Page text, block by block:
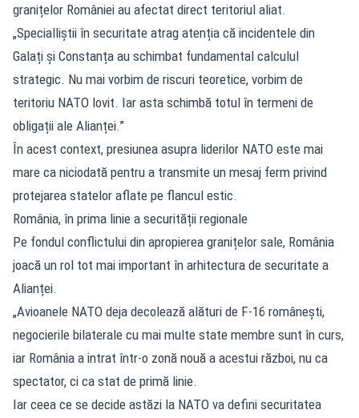
granițelor României au afectat direct teritoriul aliat.
„Specialliștii în securitate atrag atenția că incidentele din
Galați și Constanța au schimbat fundamental calculul
strategic. Nu mai vorbim de riscuri teoretice, vorbim de
teritoriu NATO lovit. Iar asta schimbă totul în termeni de
obligații ale Alianței.”
În acest context, presiunea asupra liderilor NATO este mai
mare ca niciodată pentru a transmite un mesaj ferm privind
protejarea statelor aflate pe flancul estic.
România, în prima linie a securității regionale
Pe fondul conflictului din apropierea granițelor sale, România
joacă un rol tot mai important în arhitectura de securitate a
Alianței.
„Avioanele NATO deja decolează alături de F-16 românești,
negocierile bilaterale cu mai multe state membre sunt în curs,
iar România a intrat într-o zonă nouă a acestui război, nu ca
spectator, ci ca stat de primă linie.
Iar ceea ce se decide astăzi la NATO va defini securitatea